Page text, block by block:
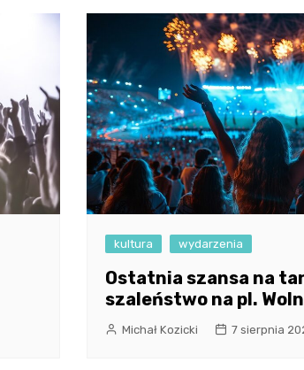
kultura wydarzenia
Ostatnia szansa na
szaleństwo na pl.
Michał Kozicki 7 sierpnia